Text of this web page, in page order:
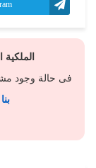
فى حالة وجود
بنا